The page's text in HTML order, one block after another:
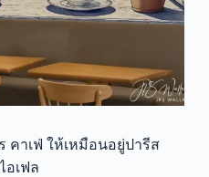
คาเฟ่ ให้เหมือนอยู่ปารีส
อเฟล